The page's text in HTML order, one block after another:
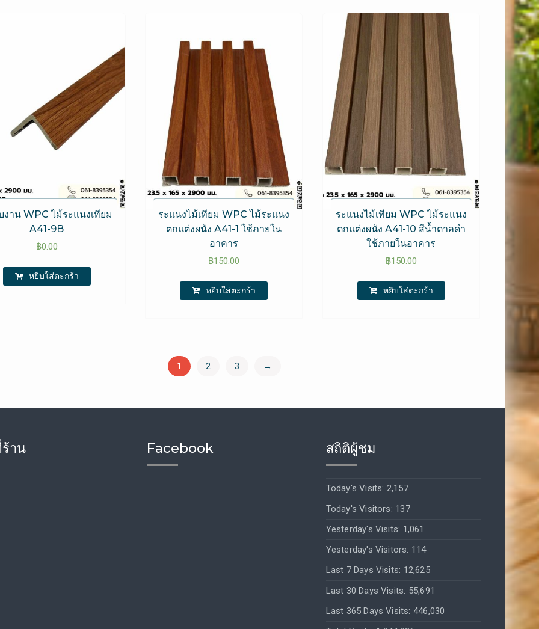
งาน WPC​ ไม้ระแนงเทียม
A41-9B
฿0.00
หยิบใส่ตะกร้า
ระแนงไม้เทียม WPC ไม้ระแนง
ตกแต่งผนัง A41-1 ใช้ภายใน
อาคาร
฿150.00
หยิบใส่ตะกร้า
ระแนงไม้เทียม WPC ไม้ระแนง
ตกแต่งผนัง A41-10 สีน้ำตาลดำ
ใช้ภายในอาคาร
฿150.00
หยิบใส่ตะกร้า
1 2 3 →
าน Facebook สถิติผู้ชม
Today's Visits: 2,157
Today's Visitors: 137
Yesterday's Visits: 1,061
Yesterday's Visitors: 114
Last 7 Days Visits: 12,625
Last 30 Days Visits: 55,691
Last 365 Days Visits: 446,030